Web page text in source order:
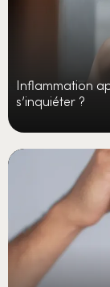
Inflammation
s’inquiéter ?